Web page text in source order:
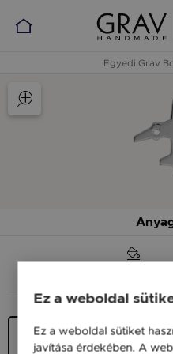
Egyedi Grav
Ezüst 925
9 900 Ft
Ez a weboldal
Ez a weboldal sütiket
javítása érdekében. A